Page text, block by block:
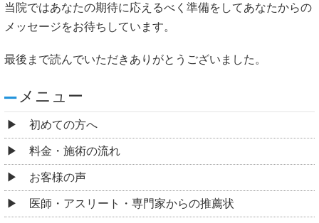
当院ではあなたの期待に応えるべく準備をしてあなたからの
メッセージをお待ちしています。
最後まで読んでいただきありがとうございました。
メニュー
初めての方へ
料金・施術の流れ
お客様の声
医師・アスリート・専門家からの推薦状